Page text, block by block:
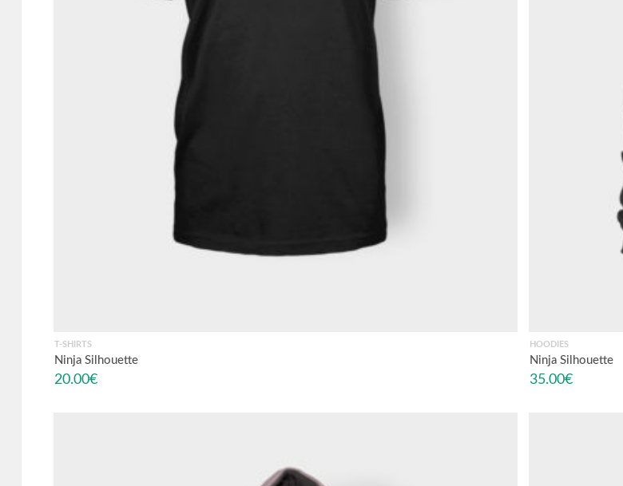
T-SHIRTS
Ninja Silhouette
20.00€
HOODIES
Ninja Silhouette
35.00€